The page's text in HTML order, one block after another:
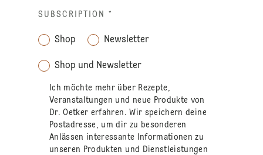
SUBSCRIPTION *
Shop Newsletter
Shop und Newsletter
Ich möchte mehr über Rezepte,
Veranstaltungen und neue Produkte von
Dr. Oetker erfahren. Wir speichern deine
Postadresse, um dir zu besonderen
Anlässen interessante Informationen zu
unseren Produkten und Dienstleistungen